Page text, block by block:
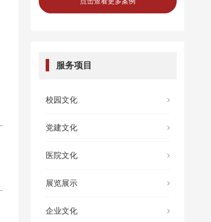
服务项目
校园文化
党建文化
医院文化
展览展示
企业文化